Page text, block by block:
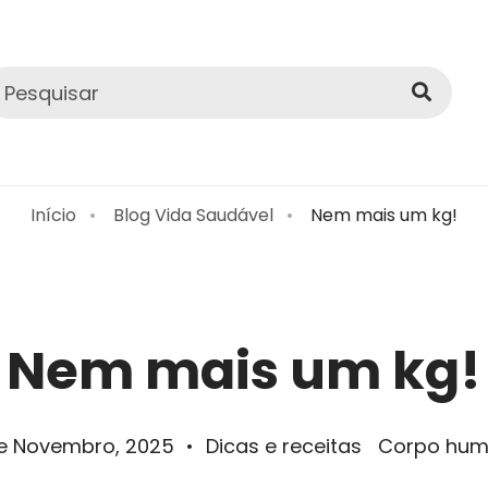
Início Blog Vida Saudável Nem mais um kg!
Nem mais um kg!
Novembro, 2025 • Dicas e receitas Corpo